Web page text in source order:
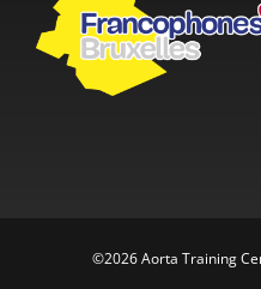
©2026 Aorta Training